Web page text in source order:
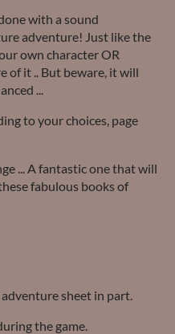
with a sound
adventure! Just like the
own character OR
of it .. But beware, it will
...
to your choices, page
... A fantastic one that will
fabulous books of
sheet in part.
the game.